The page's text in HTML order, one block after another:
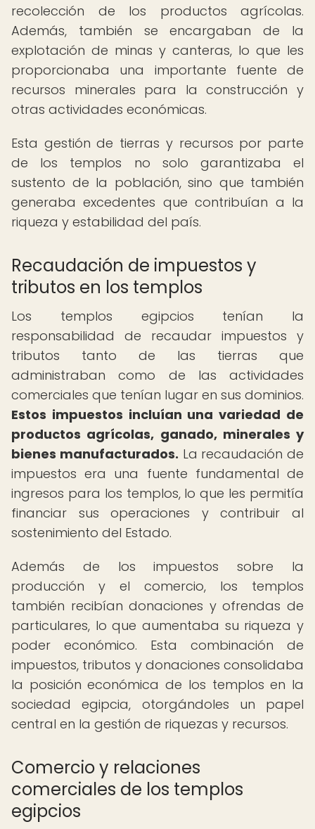
recolección de los productos agrícolas.
Además, también se encargaban de la
explotación de minas y canteras, lo que les
proporcionaba una importante fuente de
recursos minerales para la construcción y
otras actividades económicas.
Esta gestión de tierras y recursos por parte
de los templos no solo garantizaba el
sustento de la población, sino que también
generaba excedentes que contribuían a la
riqueza y estabilidad del país.
Recaudación de impuestos y
tributos en los templos
Los templos egipcios tenían la
responsabilidad de recaudar impuestos y
tributos tanto de las tierras que
administraban como de las actividades
comerciales que tenían lugar en sus dominios.
Estos impuestos incluían una variedad de
productos agrícolas, ganado, minerales y
bienes manufacturados. La recaudación de
impuestos era una fuente fundamental de
ingresos para los templos, lo que les permitía
financiar sus operaciones y contribuir al
sostenimiento del Estado.
Además de los impuestos sobre la
producción y el comercio, los templos
también recibían donaciones y ofrendas de
particulares, lo que aumentaba su riqueza y
poder económico. Esta combinación de
impuestos, tributos y donaciones consolidaba
la posición económica de los templos en la
sociedad egipcia, otorgándoles un papel
central en la gestión de riquezas y recursos.
Comercio y relaciones
comerciales de los templos
egipcios